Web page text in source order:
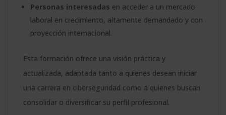
Personas interesadas en acceder a un mercado
laboral en crecimiento, altamente demandado y con
proyección internacional.
Esta formación ofrece una visión práctica y
actualizada, adaptada tanto a quienes desean iniciar
una carrera en ciberseguridad como a quienes buscan
consolidar o diversificar su perfil profesional.